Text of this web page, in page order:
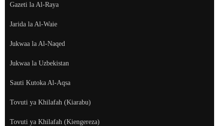
Gazeti la Al-Raya
Jarida la Al-Waie
Jukwaa la Al-Naqed
Jukwaa la Uzbekistan
Sauti Kutoka Al-Aqsa
Tovuti ya Khilafah (Kiarabu)
Tovuti ya Khilafah (Kiengereza)